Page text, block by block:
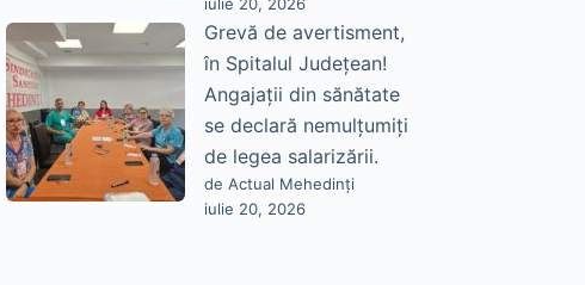
iulie 20, 2026
Grevă de avertisment,
în Spitalul Județean!
Angajații din sănătate
se declară nemulțumiți
de legea salarizării.
de Actual Mehedinți
iulie 20, 2026